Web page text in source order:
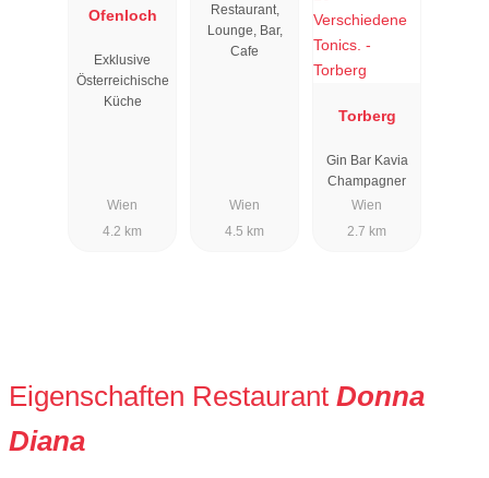
Ofenloch
Exklusive
Österreichische
Küche
Wien
4.2 km
Restaurant,
Lounge, Bar,
Cafe
Wien
4.5 km
Torberg
Gin Bar Kavia
Champagner
Wien
2.7 km
Eigenschaften Restaurant Donna
Diana